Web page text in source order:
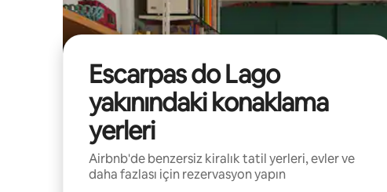
Escarpas do Lago
yakınındaki konaklama
yerleri
Airbnb'de benzersiz kiralık tatil yerleri, evler ve
daha fazlası için rezervasyon yapın